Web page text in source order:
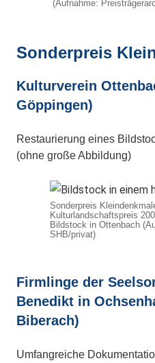
(Aufnahme:
Sonderpreis
Kulturverein
Göppingen)
Restaurierung eines
(ohne große Abbildung)
Sonderpreis
Kulturlandschaftspreis
Bildstock in Ottenbach
SHB/privat)
Firmlinge der
Benedikt in
Biberach)
Umfangreiche